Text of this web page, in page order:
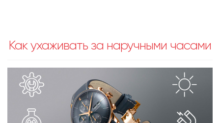
Как ухаживать за наручными часами